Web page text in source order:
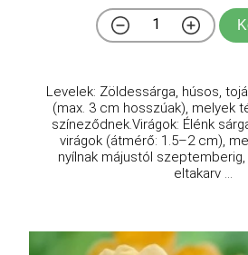
Levelek: Zöldessárga, húsos,
(max. 3 cm hosszúak), melyek
színeződnek.Virágok: Élénk
virágok (átmérő: 1.5–2 cm),
nyílnak májustól
eltakarv ...